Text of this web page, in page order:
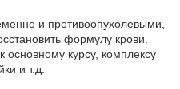
и противоопухолевыми,
формулу крови.
основному курсу, комплексу
и т.д.